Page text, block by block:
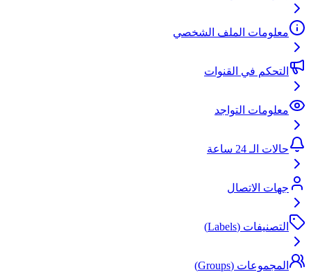
معلومات الملف الشخصي
التحكم في القنوات
معلومات التواجد
حالات الـ 24 ساعة
جهات الاتصال
التصنيفات (Labels)
المجموعات (Groups)